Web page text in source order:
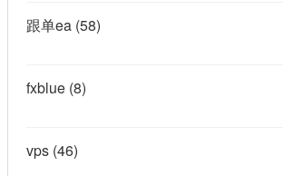
跟单ea (58)
fxblue (8)
vps (46)